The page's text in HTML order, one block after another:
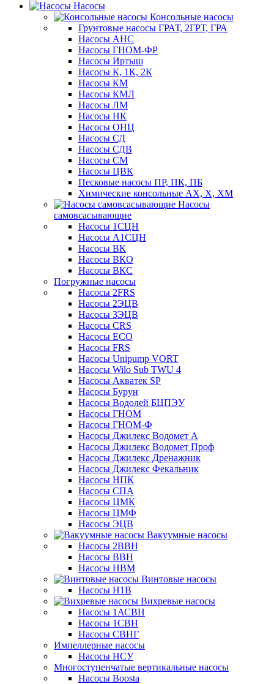
Насосы
Консольные насосы
Грунтовые насосы ГРАТ, 2ГРТ, ГРА
Насосы АНС
Насосы ГНОМ-ФР
Насосы Иртыш
Насосы К, 1К, 2К
Насосы КМ
Насосы КМЛ
Насосы ЛМ
Насосы НК
Насосы ОНЦ
Насосы СД
Насосы СДВ
Насосы СМ
Насосы ЦВК
Песковые насосы ПР, ПК, ПБ
Химические консольные АХ, Х, ХМ
Насосы
самовсасывающие
Насосы 1СЦН
Насосы А1СЦН
Насосы ВК
Насосы ВКО
Насосы ВКС
Погружные насосы
Насосы 2FRS
Насосы 2ЭЦВ
Насосы 3ЭЦВ
Насосы CRS
Насосы ECO
Насосы FRS
Насосы Unipump VORT
Насосы Wilo Sub TWU 4
Насосы Акватек SP
Насосы Бурун
Насосы Водолей БЦПЭУ
Насосы ГНОМ
Насосы ГНОМ-Ф
Насосы Джилекс Водомет А
Насосы Джилекс Водомет Проф
Насосы Джилекс Дренажник
Насосы Джилекс Фекальник
Насосы НПК
Насосы СПА
Насосы ЦМК
Насосы ЦМФ
Насосы ЭЦВ
Вакуумные насосы
Насосы 2ВВН
Насосы ВВН
Насосы НВМ
Винтовые насосы
Насосы Н1В
Вихревые насосы
Насосы 1АСВН
Насосы 1СВН
Насосы СВНГ
Импеллерные насосы
Насосы НСУ
Многоступенчатые вертикальные насосы
Насосы Boosta